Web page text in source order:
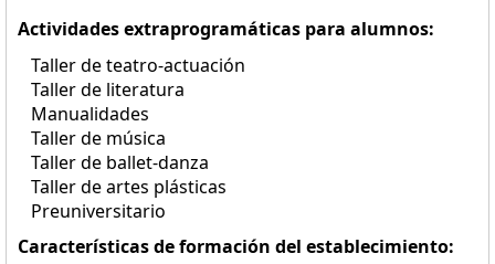
Actividades extraprogramáticas para alumnos:
Taller de teatro-actuación
Taller de literatura
Manualidades
Taller de música
Taller de ballet-danza
Taller de artes plásticas
Preuniversitario
Características de formación del establecimiento: